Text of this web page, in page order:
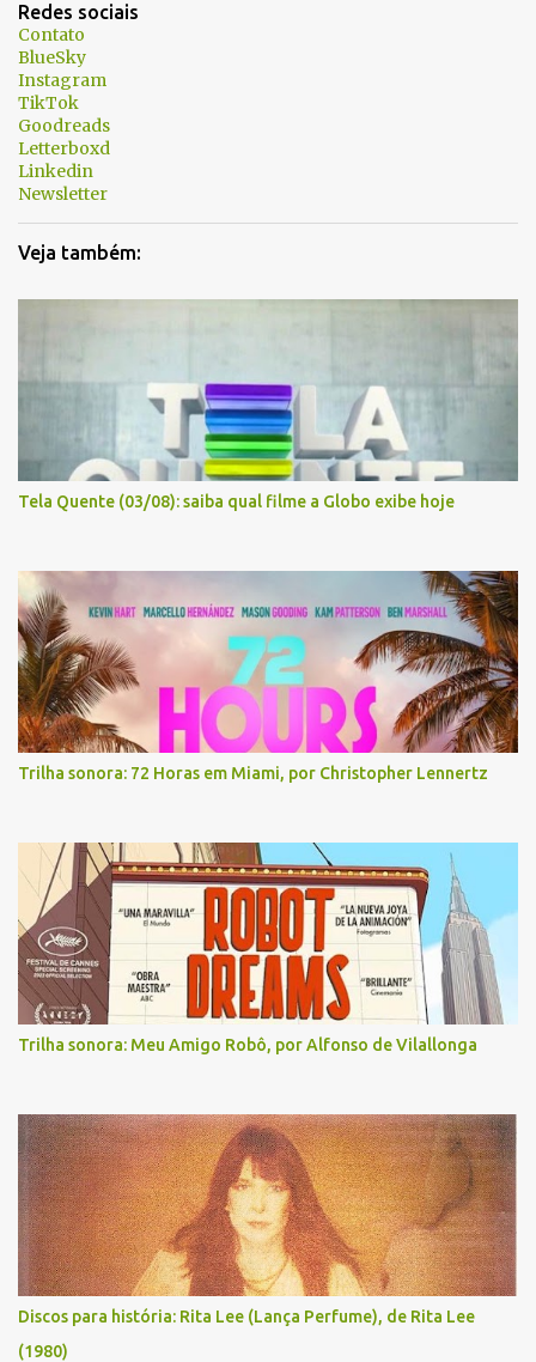
á
r
i
o
s
Redes sociais
Contato
BlueSky
Instagram
TikTok
Goodreads
Letterboxd
Linkedin
Newsletter
Veja também:
Tela Quente (03/08): saiba qual filme a Globo exibe hoje
Trilha sonora: 72 Horas em Miami, por Christopher Lennertz
Trilha sonora: Meu Amigo Robô, por Alfonso de Vilallonga
Discos para história: Rita Lee (Lança Perfume), de Rita Lee
(1980)